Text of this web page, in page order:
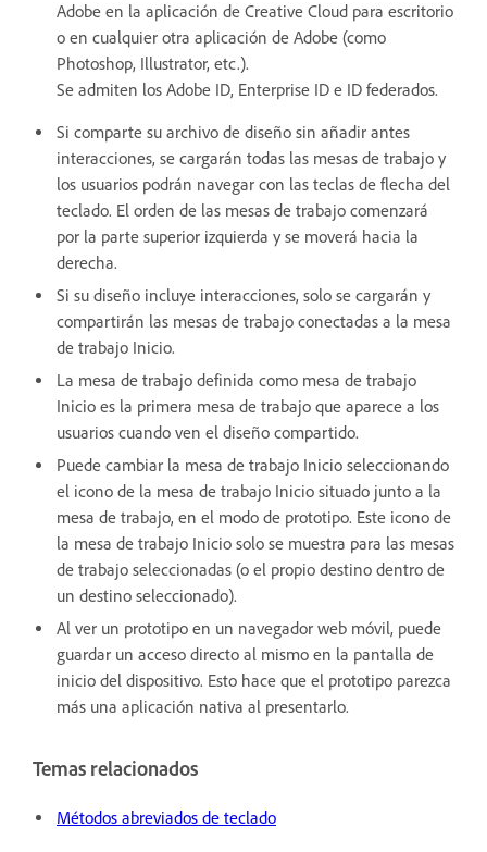
Adobe en la aplicación de Creative Cloud para escritorio
o en cualquier otra aplicación de Adobe (como
Photoshop, Illustrator, etc.).
Se admiten los Adobe ID, Enterprise ID e ID federados.
Si comparte su archivo de diseño sin añadir antes
interacciones, se cargarán todas las mesas de trabajo y
los usuarios podrán navegar con las teclas de flecha del
teclado. El orden de las mesas de trabajo comenzará
por la parte superior izquierda y se moverá hacia la
derecha.
Si su diseño incluye interacciones, solo se cargarán y
compartirán las mesas de trabajo conectadas a la mesa
de trabajo Inicio.
La mesa de trabajo definida como mesa de trabajo
Inicio es la primera mesa de trabajo que aparece a los
usuarios cuando ven el diseño compartido.
Puede cambiar la mesa de trabajo Inicio seleccionando
el icono de la mesa de trabajo Inicio situado junto a la
mesa de trabajo, en el modo de prototipo. Este icono de
la mesa de trabajo Inicio solo se muestra para las mesas
de trabajo seleccionadas (o el propio destino dentro de
un destino seleccionado).
Al ver un prototipo en un navegador web móvil, puede
guardar un acceso directo al mismo en la pantalla de
inicio del dispositivo. Esto hace que el prototipo parezca
más una aplicación nativa al presentarlo.
Temas relacionados
Métodos abreviados de teclado